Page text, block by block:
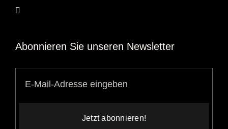
Abonnieren Sie unseren Newsletter
Jetzt abonnieren!